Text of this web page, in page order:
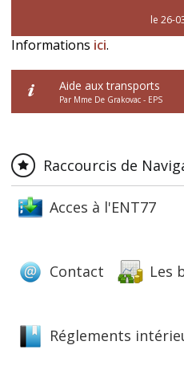
le 26-
Informations ici.
Aide aux transports
Par Mme De Grakovac - EPS
Raccourcis de
Acces à l'ENT77
Contact Les
Réglements